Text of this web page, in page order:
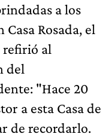
a los
Rosada, el
refirió al
del
"Hace 20
a esta Casa de
de recordarlo.